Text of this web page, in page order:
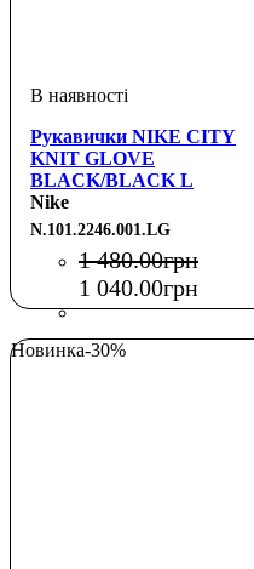
Рукавички NIKE CITY
KNIT GLOVE
BLACK/BLACK L
Nike
N.101.2246.001.LG
1 480.00грн
1 040.00грн
Новинка-30%